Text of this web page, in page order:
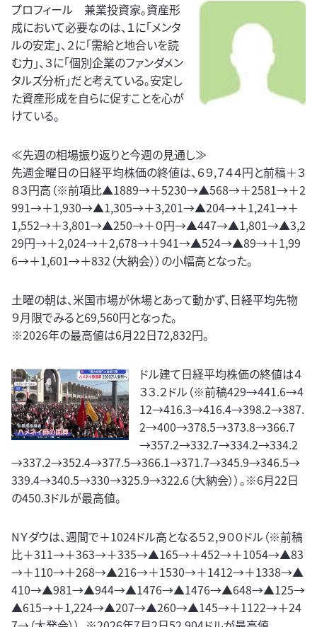
プロフィール 兼業投資家。資産形
成において必要なのは、１に「メンタ
ルの安定」、２に「需給と地合いを読
む力」、３に「個別企業のファンダメン
タルズ分析」だと考えている。安定し
た資産形成を自らに促すことを心が
けている。
≪先週の相場振り返りと今週の見通し≫
先週金曜日の日経平均株価の終値は、６９,７４４円と前稿＋３
８３円高（※前項比▲1889→＋5230→▲568→＋2581→＋2
991→＋1,930→▲1,305→＋3,201→▲204→＋1,241→＋
1,552→＋3,801→▲250→＋０円→▲447→▲1,801→▲3,2
29円→＋2,024→＋2,678→＋941→▲524→▲89→＋1,99
6→＋1,601→＋832（大納会））の小幅高となった。
土曜の朝は、米国市場が休場とあって動かず、日経平均先物
９月限でみると69,560円となった。
※2026年の最高値は6月22日72,832円。
ドル建て日経平均株価の終値は４
３３.２ドル（※前稿429→441.6→4
12→416.3→416.4→398.2→387.
2→400→378.5→373.8→366.7
→357.2→332.7→334.2→334.2
→337.2→352.4→377.5→366.1→371.7→345.9→346.5→
339.4→340.5→330→325.9→322.6（大納会））。※6月22日
の450.3ドルが最高値。
NＹダウは、週間で＋1024ドル高となる５２,９００ドル（※前稿
比＋311→＋363→＋335→▲165→＋452→＋1054→▲83
→＋110→＋268→▲216→＋1530→＋1412→＋1338→▲
410→▲981→▲944→▲1476→▲1476→▲648→▲125→
▲615→＋1,224→▲207→▲260→▲145→＋1122→＋24